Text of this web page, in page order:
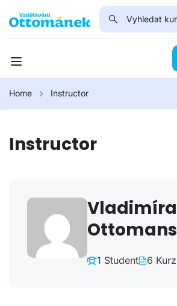
Home Instructor
Instructor
Vladimíra
1 Student 6 Kurz